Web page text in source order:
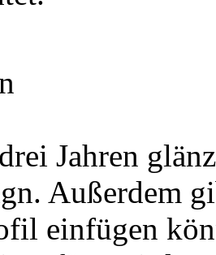
Jahren
Außerdem
einfügen